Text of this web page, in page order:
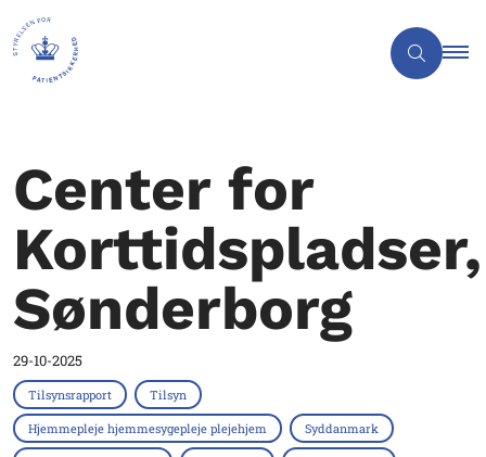
Center for
Korttidspladser,
Sønderborg
29-10-2025
Tilsynsrapport Tilsyn
Hjemmepleje hjemmesygepleje plejehjem Syddanmark